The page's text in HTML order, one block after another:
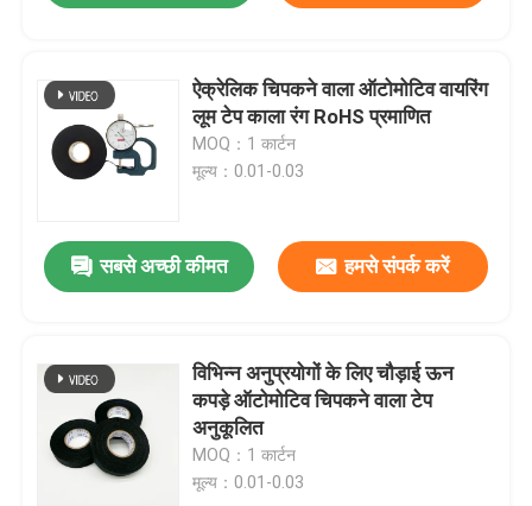
ऐक्रेलिक चिपकने वाला ऑटोमोटिव वायरिंग
लूम टेप काला रंग RoHS प्रमाणित
MOQ：1 कार्टन
मूल्य：0.01-0.03
सबसे अच्छी कीमत हमसे संपर्क करें
विभिन्न अनुप्रयोगों के लिए चौड़ाई ऊन
कपड़े ऑटोमोटिव चिपकने वाला टेप
अनुकूलित
MOQ：1 कार्टन
मूल्य：0.01-0.03